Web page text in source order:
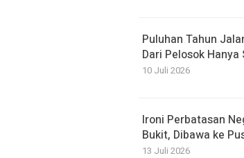
Puluhan Tahun
Dari Pelosok Hanya
10 Juli 2026
Ironi Perbatasan
Bukit, Dibawa ke
13 Juli 2026